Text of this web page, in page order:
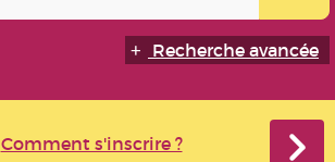
Recherche avancée
Comment s'inscrire ?